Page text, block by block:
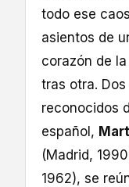
todo ese
asientos de
corazón de
tras otra.
reconocidos
español,
(Madrid,
1962), se